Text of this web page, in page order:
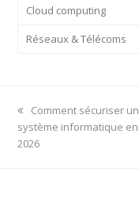
Cloud computing
Réseaux & Télécoms
previous
post:
Comment sécuriser un
système informatique en
2026